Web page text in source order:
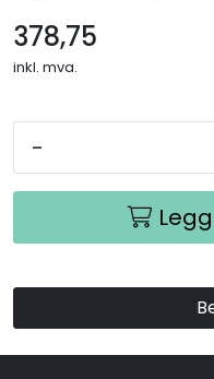
378,75
inkl. mva.
-